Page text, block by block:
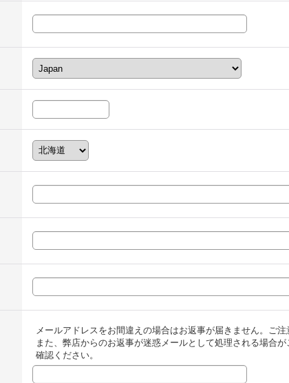
メールアドレスをお間違えの場合はお返事が届きません。ご注
また、弊店からのお返事が迷惑メールとして処理される場合
確認ください。